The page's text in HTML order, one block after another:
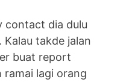
contact dia dulu
takde jalan
buat report
ramai lagi orang